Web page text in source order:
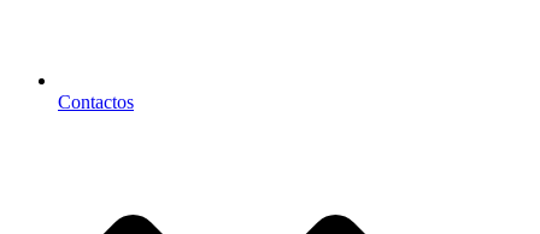
Contactos